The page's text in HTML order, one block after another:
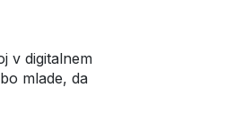
v digitalnem
mlade, da